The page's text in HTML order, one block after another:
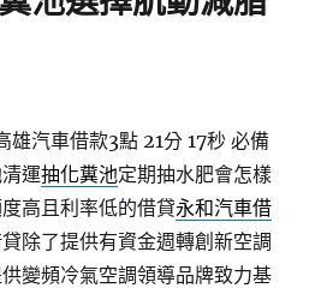
雄汽車借款3點 21分 17秒 必備
運抽化糞池定期抽水肥會怎樣
高且利率低的借貸永和汽車借
除了提供有資金週轉創新空調
變頻冷氣空調領導品牌致力基